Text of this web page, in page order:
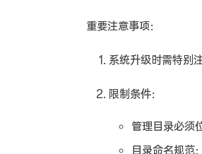
重要注意事项：
系统升级时需特别
限制条件：
管理目录必须
目录命名规